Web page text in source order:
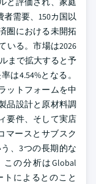
需要、150カ国以
圏における未開拓
いる。市場は2026
まで拡大すると予
は4.54%となる。
ットフォームを中
品設計と原材料調
要件、そして実店
マースとサブスク
、3つの長期的な
の分析はGlobal
トによるとのこと